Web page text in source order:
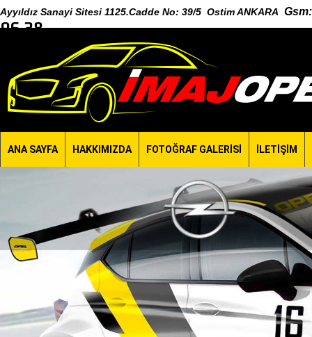
Ayyıldız Sanayi Sitesi 1125.Cadde No: 39/5 Ostim ANKARA Gsm:
96 38
ANA SAYFA HAKKIMIZDA FOTOĞRAF GALERİSİ İLETİŞİM